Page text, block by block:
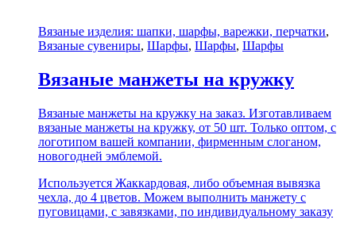
Вязаные изделия: шапки, шарфы, варежки, перчатки,
Вязаные сувениры, Шарфы, Шарфы, Шарфы
Вязаные манжеты на кружку
Вязаные манжеты на кружку на заказ. Изготавливаем
вязаные манжеты на кружку, от 50 шт. Только оптом, с
логотипом вашей компании, фирменным слоганом,
новогодней эмблемой.
Используется Жаккардовая, либо объемная вывязка
чехла, до 4 цветов. Можем выполнить манжету с
пуговицами, с завязками, по индивидуальному заказу